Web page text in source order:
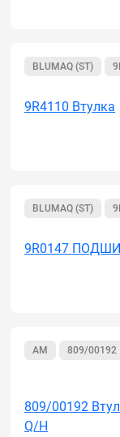
BLUMAQ (ST)
9R4110 Втулка
BLUMAQ (ST)
9R0147
AM 809/00192
809/00192
Q/H